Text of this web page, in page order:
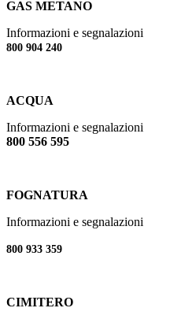
GAS METANO
Informazioni e segnalazioni
800 904 240
ACQUA
Informazioni e segnalazioni
800 556 595
FOGNATURA
Informazioni e segnalazioni
800 933 359
CIMITERO